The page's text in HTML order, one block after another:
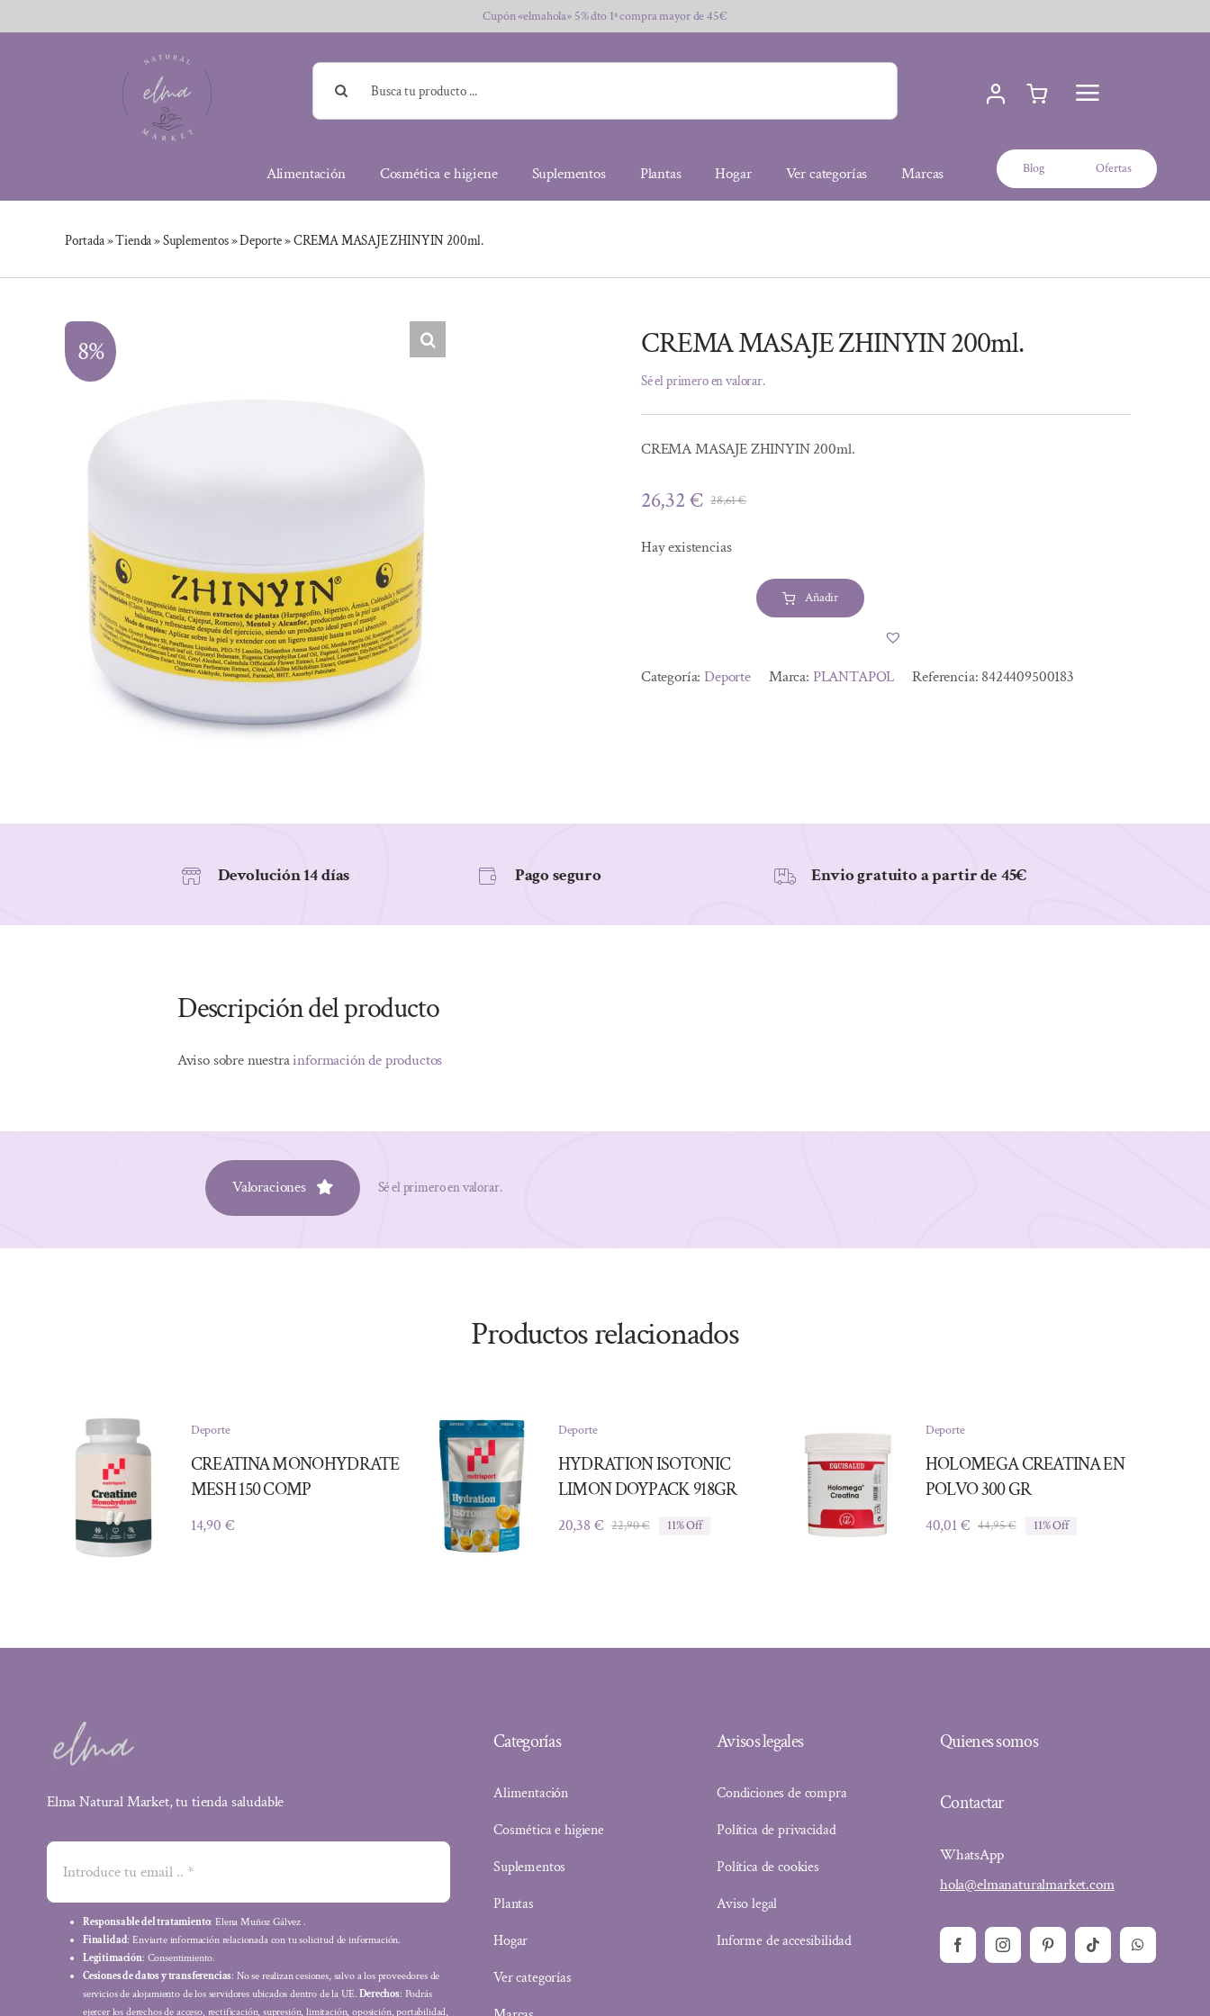
al
Cupón «elmahola» 5% dto 1ª compra mayor de 45€
Buscar:
Alimentación Cosmética e higiene Suplementos Plantas Hogar Ver categorías Marcas Blog Ofertas
Portada»Tienda»Suplementos»Deporte»CREMA MASAJE ZHINYIN 200ml.
8% CREMA MASAJE ZHINYIN 200ml.
Sé el primero en valorar.
CREMA MASAJE ZHINYIN 200ml.
28,61€El
era:
28,61 €.
26,32€
El
es:
26,32 €.
Hay existencias
200ml.
Añadir
Categoría:Deporte Marca: PLANTAPOL Referencia: 8424409500183
Devolución 14 días Pago seguro Envio gratuito a partir de 45€
Descripción del producto
Aviso sobre nuestrainformación de productos
Valoraciones Sé el primero en valorar.
Productos relacionados
Deporte
CREATINA MONOHYDRATE
MESH 150 COMP
14,90 €
Deporte
HYDRATION ISOTONIC
LIMON DOYPACK 918GR
22,90€El
20,38 €
El
11% Off
Deporte
HOLOMEGA CREATINA EN
POLVO 300 GR
44,95€El
40,01€
El
11% Off
Elma Natural Market, tu tienda saludable
Responsable del tratamiento: Elena Muñoz Gálvez .
Finalidad: Enviarte información relacionada con tu solicitud de información.
Legitimación: Consentimiento.
Cesiones de datos y transferencias: No se realizan cesiones, salvo a los proveedores de
servicios de alojamiento de los servidores ubicados dentro de la UE.Derechos: Podrás
ejercer los derechos de acceso, rectificación, supresión, limitación, oposición, portabilidad,
Categorías
Alimentación
Cosmética e higiene
Suplementos
Plantas
Hogar
Ver categorías
Avisos legales
Condiciones de compra
Política de privacidad
Política de cookies
Aviso legal
Informe de accesibilidad
Quienes somos
Contactar
WhatsApp
hola@elmanaturalmarket.com